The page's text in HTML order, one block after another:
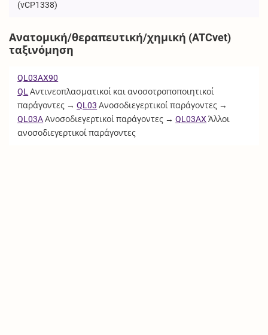
(vCP1338)
Ανατομική/θεραπευτική/χημική (ATCvet)
ταξινόμηση
QL03AX90
QLΑντινεοπλασματικοί και ανοσοτροποποιητικοί
παράγοντες →QL03 Ανοσοδιεγερτικοί παράγοντες →
QL03AΑνοσοδιεγερτικοί παράγοντες →QL03AXΆλλοι
ανοσοδιεγερτικοί παράγοντες